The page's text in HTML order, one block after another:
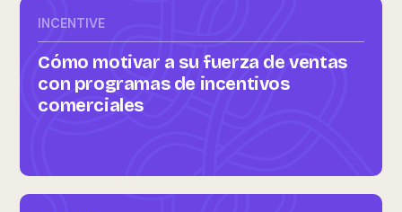
INCENTIVE
Cómo motivar a su fuerza de ventas
con programas de incentivos
comerciales